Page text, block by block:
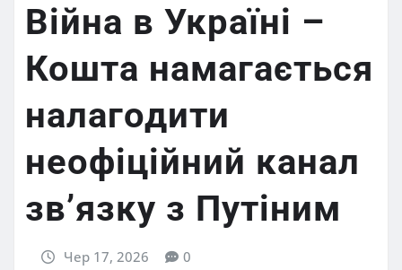
Війна в Україні –
Кошта намагається
налагодити
неофіційний канал
зв’язку з Путіним
Чер 17, 2026 0